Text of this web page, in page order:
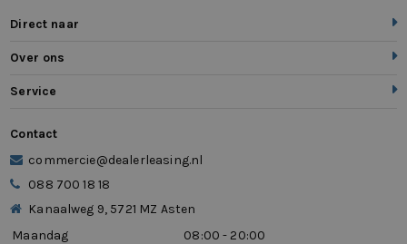
zij airbag(s) voor
Direct naar
Over ons
Service
Contact
commercie@dealerleasing.nl
088 700 18 18
Kanaalweg 9, 5721 MZ Asten
Maandag
08:00 - 20:00